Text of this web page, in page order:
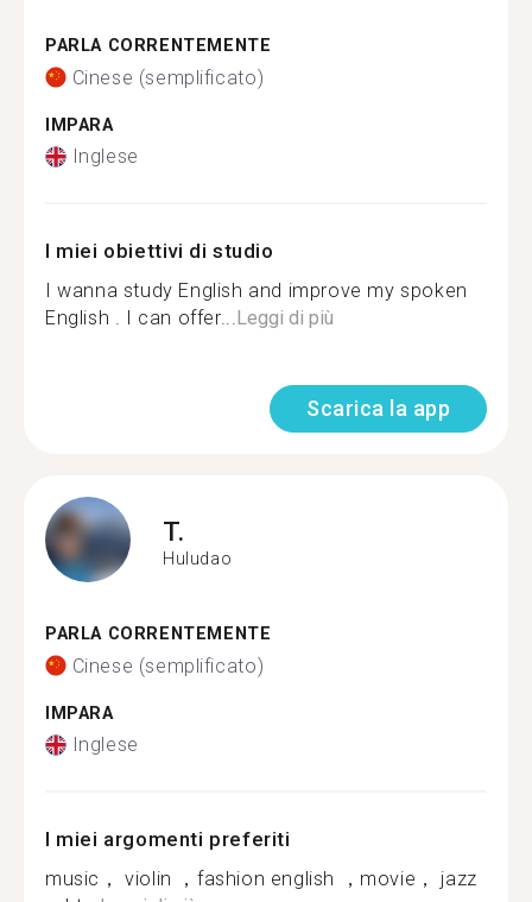
PARLA CORRENTEMENTE
Cinese (semplificato)
IMPARA
Inglese
I miei obiettivi di studio
I wanna study English and improve my spoken
English . I can offer...Leggi di più
Scarica la app
T.
Huludao
PARLA CORRENTEMENTE
Cinese (semplificato)
IMPARA
Inglese
I miei argomenti preferiti
music， violin ，fashion english ，movie， jazz